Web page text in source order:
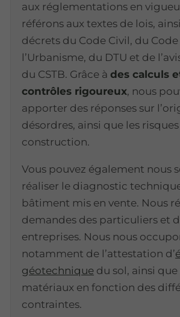
aux réglementations en
référons aux textes de lois,
décrets du Code Civil, du
l’Urbanisme, du DTU et de
du CSTB. Grâce àdes calculs
contrôles rigoureux, nous
apporter des réponses sur
désordres, ainsi que les risques
construction.
Vous pouvez également nous
réaliser le diagnostic
bâtiment mis en vente. Nous
demandes des particuliers et
entreprises. Nous nous
notamment de l’attestation d’
géotechnique du sol, ainsi
matériaux en fonction des
contraintes.